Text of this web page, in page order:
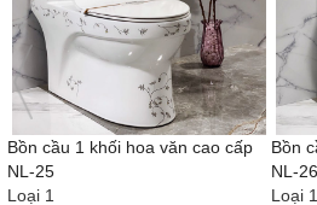
Bồn cầu 1 khối hoa văn cao cấp
NL-25
Loại 1
Bồn
NL-26
Loại 1